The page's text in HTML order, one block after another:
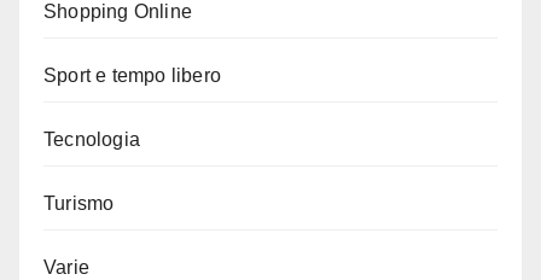
Shopping Online
Sport e tempo libero
Tecnologia
Turismo
Varie